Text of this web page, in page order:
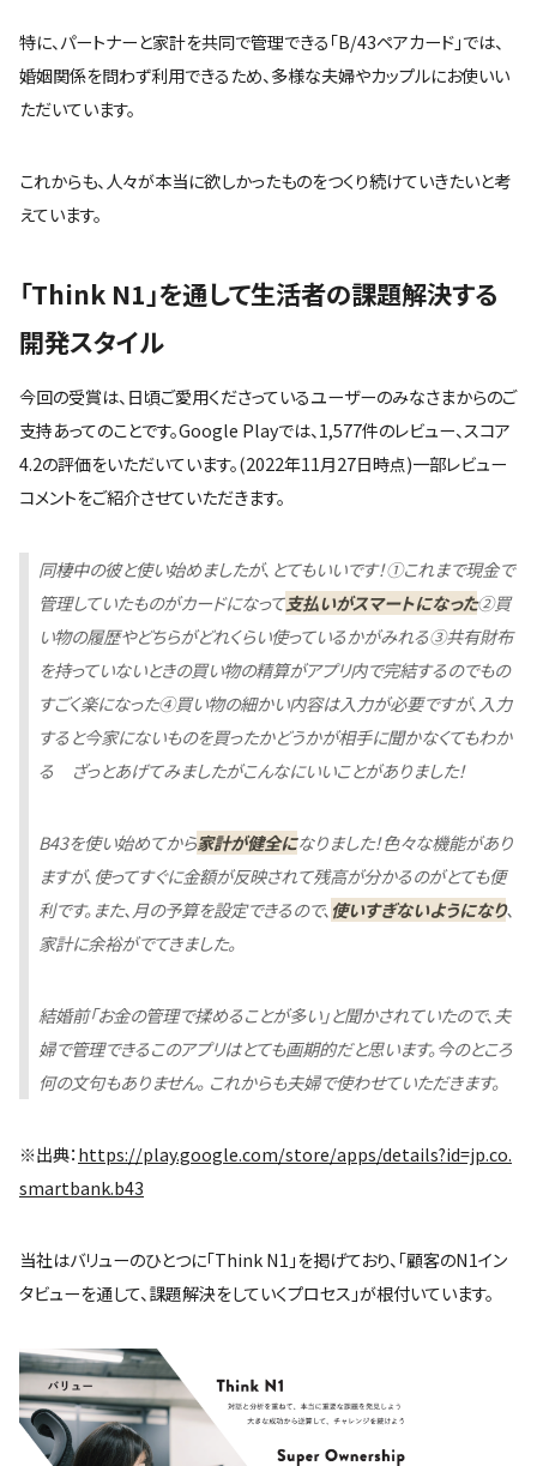
特に、パートナーと家計を共同で管理できる「B/43ペアカード」では、
婚姻関係を問わず利用できるため、多様な夫婦やカップルにお使いい
ただいています。
これからも、人々が本当に欲しかったものをつくり続けていきたいと考
えています。
「Think N1」を通して生活者の課題解決する
開発スタイル
今回の受賞は、日頃ご愛用くださっているユーザーのみなさまからのご
支持あってのことです。Google Playでは、1,577件のレビュー、スコア
4.2の評価をいただいています。(2022年11月27日時点)一部レビュー
コメントをご紹介させていただきます。
同棲中の彼と使い始めましたが、とてもいいです！①これまで現金で
管理していたものがカードになって支払いがスマートになった②買
い物の履歴やどちらがどれくらい使っているかがみれる③共有財布
を持っていないときの買い物の精算がアプリ内で完結するのでもの
すごく楽になった④買い物の細かい内容は入力が必要ですが、入力
すると今家にないものを買ったかどうかが相手に聞かなくてもわか
る ざっとあげてみましたがこんなにいいことがありました！
B43を使い始めてから家計が健全になりました！色々な機能があり
ますが、使ってすぐに金額が反映されて残高が分かるのがとても便
利です。また、月の予算を設定できるので、 使いすぎないようになり、
家計に余裕がでてきました。
結婚前「お金の管理で揉めることが多い」と聞かされていたので、夫
婦で管理できるこのアプリはとても画期的だと思います。今のところ
何の文句もありません。 これからも夫婦で使わせていただきます。
※出典： https://play.google.com/store/apps/details?id=jp.co.
smartbank.b43
当社はバリューのひとつに「Think N1」を掲げており、「顧客のN1イン
タビューを通して、課題解決をしていくプロセス」が根付いています。